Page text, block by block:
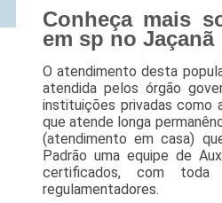
Conheça mais
em sp no Jaçanã
O atendimento desta
atendida pelos órgão
instituições privadas como
que atende longa
(atendimento em casa)
Padrão uma equipe de
certificados, com toda
regulamentadores.